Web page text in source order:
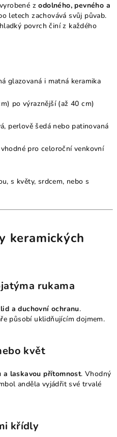
zodolného, pevného a
letech zachovává svůj půvab.
povrch činí z každého
glazovaná i matná keramika
po výraznější (až 40 cm)
perlově šedá nebo patinovaná
pro celoroční venkovní
s květy, srdcem, nebo s
keramických
rukama
a duchovní ochranu.
působí uklidňujícím dojmem.
květ
a laskavou přítomnost. Vhodný
anděla vyjádřit své trvalé
křídly